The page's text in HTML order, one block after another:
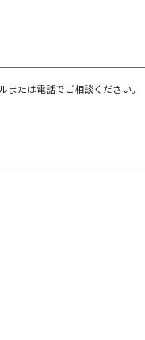
たは電話でご相談ください。